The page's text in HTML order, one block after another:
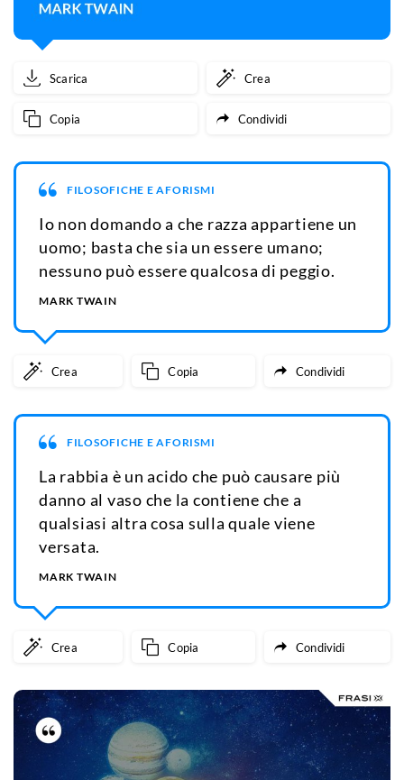
Scarica Crea
Copia Condividi
FILOSOFICHE E AFORISMI
Io non domando a che razza appartiene un
uomo; basta che sia un essere umano;
nessuno può essere qualcosa di peggio.
MARK TWAIN
Crea Copia Condividi
FILOSOFICHE E AFORISMI
La rabbia è un acido che può causare più
danno al vaso che la contiene che a
qualsiasi altra cosa sulla quale viene
versata.
MARK TWAIN
Crea Copia Condividi